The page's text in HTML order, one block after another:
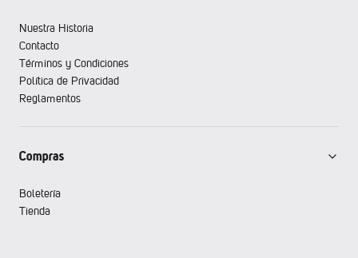
Nuestra Historia
Contacto
Términos y Condiciones
Política de Privacidad
Reglamentos
Compras
Boletería
Tienda